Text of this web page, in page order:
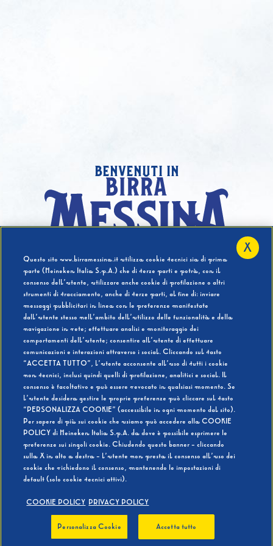
benvenuti in
Hai compiuto 18 Anni?
SI NO
BEVI RESPONSABILMENTE
Questo sito www.birramessina.it utilizza cookie tecnici sia di prima
parte (Heineken Italia S.p.A.) che di terze parti e potrà, con il
consenso dell’utente, utilizzare anche cookie di profilazione o altri
strumenti di tracciamento, anche di terze parti, al fine di: inviare
messaggi pubblicitari in linea con le preferenze manifestate
dall’utente stesso nell’ambito dell’utilizzo delle funzionalità e della
navigazione in rete; effettuare analisi e monitoraggio dei
comportamenti dell’utente; consentire all’utente di effettuare
comunicazioni e interazioni attraverso i social. Cliccando sul tasto
“ACCETTA TUTTO”, l’utente acconsente all’uso di tutti i cookie
non tecnici, inclusi quindi quelli di profilazione, analitici e social. Il
consenso è facoltativo e può essere revocato in qualsiasi momento. Se
l’utente desidera gestire le proprie preferenze può cliccare sul tasto
“PERSONALIZZA COOKIE” (accessibile in ogni momento dal sito).
Per sapere di più sui cookie che usiamo può accedere alla COOKIE
POLICY di Heineken Italia S.p.A. da dove è possibile esprimere le
preferenze sui singoli cookie. Chiudendo questo banner - cliccando
sulla X in alto a destra - l’utente non presta il consenso all’uso dei
cookie che richiedono il consenso, mantenendo le impostazioni di
default (solo cookie tecnici attivi).
COOKIE POLICY PRIVACY POLICY
Personalizza Cookie Accetta tutto
X